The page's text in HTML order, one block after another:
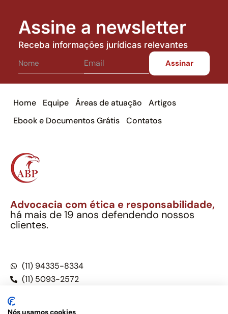
Assine a newsletter
Receba informações jurídicas relevantes
Home Equipe Áreas de atuação
Artigos
Ebook e Documentos Grátis
Contatos
Advocacia com ética e responsabilidade,
há mais de 19 anos defendendo nossos
clientes.
(11) 94335-8334
(11) 5093-2572
Nós usamos cookies